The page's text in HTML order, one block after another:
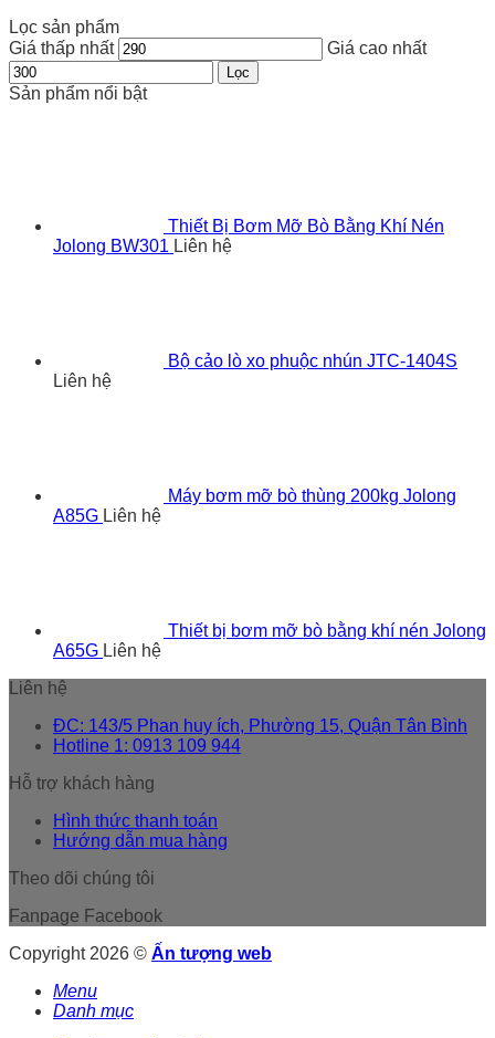
Lọc sản phẩm
Giá thấp nhất
Giá cao nhất
Lọc
Sản phẩm nổi bật
Thiết Bị Bơm Mỡ Bò Bằng Khí Nén
Jolong BW301 Liên hệ
Bộ cảo lò xo phuộc nhún JTC-1404S
Liên hệ
Máy bơm mỡ bò thùng 200kg Jolong
A85G Liên hệ
Thiết bị bơm mỡ bò bằng khí nén Jolong
A65G Liên hệ
Liên hệ
ĐC: 143/5 Phan huy ích, Phường 15, Quận Tân Bình
Hotline 1: 0913 109 944
Hỗ trợ khách hàng
Hình thức thanh toán
Hướng dẫn mua hàng
Theo dõi chúng tôi
Fanpage Facebook
Copyright 2026 © Ấn tượng web
Menu
Danh mục